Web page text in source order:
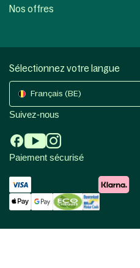
Nos offres
Sélectionnez votre langue
Français (BE)
Suivez-nous
Paiement sécurisé